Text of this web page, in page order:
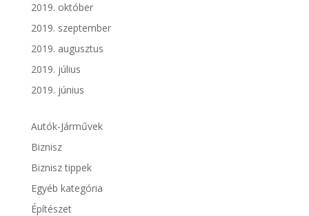
2019. október
2019. szeptember
2019. augusztus
2019. július
2019. június
Autók-Járművek
Biznisz
Biznisz tippek
Egyéb kategória
Építészet